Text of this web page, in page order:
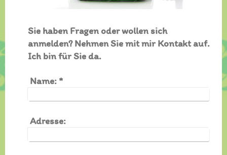
Sie haben Fragen oder wollen sich
anmelden? Nehmen Sie mit mir Kontakt auf.
Ich bin für Sie da.
Name:*
Adresse: